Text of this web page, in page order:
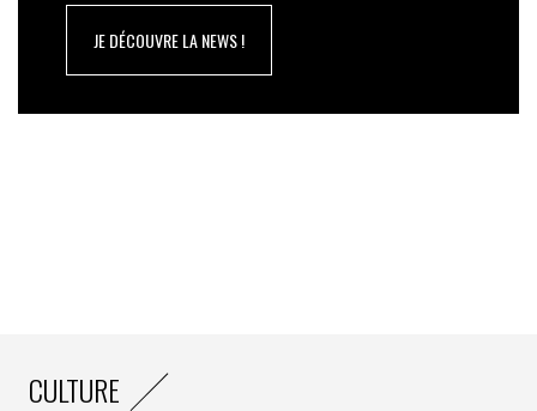
JE DÉCOUVRE LA NEWS !
CULTURE